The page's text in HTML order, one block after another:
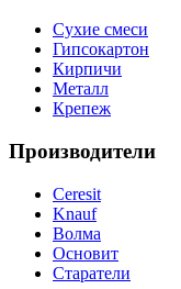
Сухие смеси
Гипсокартон
Кирпичи
Металл
Крепеж
Производители
Ceresit
Knauf
Волма
Основит
Старатели